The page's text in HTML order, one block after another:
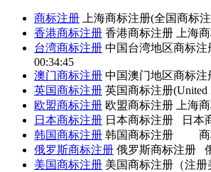
商标注册 上海商标注册(全国商标
香港商标注册 香港商标注册 上海
台湾商标注册 中国台湾地区商标注
00:34:45
澳门商标注册 中国澳门地区商标注
英国商标注册 英国商标注册
欧盟商标注册 欧盟商标注册 上海
日本商标注册 日本商标注册 日本
韩国商标注册 韩国商标注册
俄罗斯商标注册 俄罗斯商标注册
美国商标注册 美国商标注册 （注